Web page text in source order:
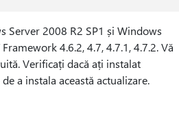
Server 2008 R2 SP1 și Windows
4.6.2, 4.7, 4.7.1, 4.7.2. Vă
Verificați dacă ați instalat
a instala această actualizare.